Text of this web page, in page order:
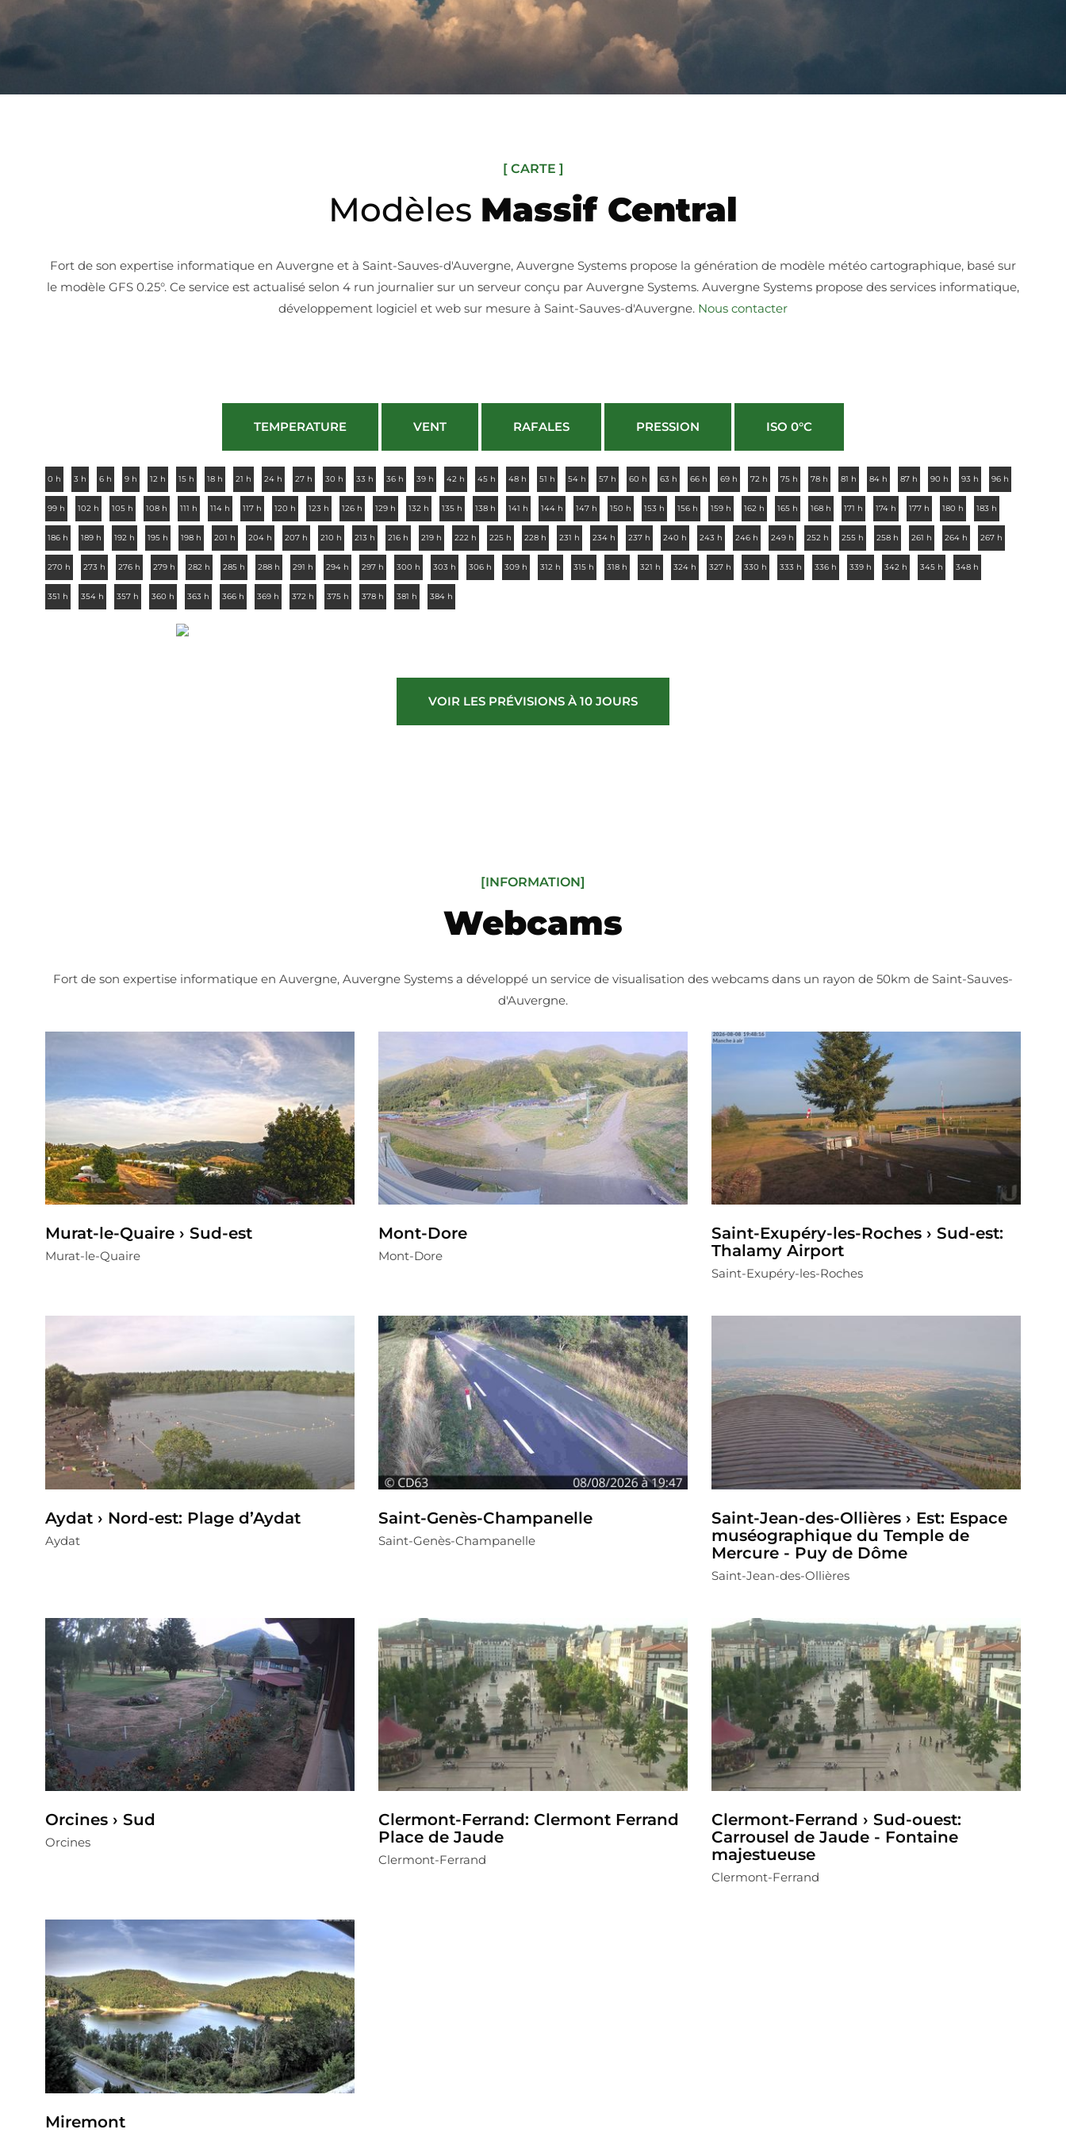
[ CARTE ]
Modèles Massif Central
Fort de son expertise informatique en Auvergne et à Saint-Sauves-d'Auvergne, Auvergne Systems propose la génération de modèle météo cartographique, basé sur
le modèle GFS 0.25°. Ce service est actualisé selon 4 run journalier sur un serveur conçu par Auvergne Systems. Auvergne Systems propose des services informatique,
développement logiciel et web sur mesure à Saint-Sauves-d'Auvergne. Nous contacter
TEMPERATURE VENT RAFALES PRESSION ISO 0°C
0 h 3 h 6 h 9 h 12 h 15 h 18 h 21 h 24 h 27 h 30 h 33 h 36 h 39 h 42 h 45 h 48 h 51 h 54 h 57 h 60 h 63 h 66 h 69 h 72 h 75 h 78 h 81 h 84 h 87 h 90 h 93 h 96 h
99 h 102 h 105 h 108 h 111 h 114 h 117 h 120 h 123 h 126 h 129 h 132 h 135 h 138 h 141 h 144 h 147 h 150 h 153 h 156 h 159 h 162 h 165 h 168 h 171 h 174 h 177 h 180 h 183 h
186 h 189 h 192 h 195 h 198 h 201 h 204 h 207 h 210 h 213 h 216 h 219 h 222 h 225 h 228 h 231 h 234 h 237 h 240 h 243 h 246 h 249 h 252 h 255 h 258 h 261 h 264 h 267 h
270 h 273 h 276 h 279 h 282 h 285 h 288 h 291 h 294 h 297 h 300 h 303 h 306 h 309 h 312 h 315 h 318 h 321 h 324 h 327 h 330 h 333 h 336 h 339 h 342 h 345 h 348 h
351 h 354 h 357 h 360 h 363 h 366 h 369 h 372 h 375 h 378 h 381 h 384 h
VOIR LES PRÉVISIONS À 10 JOURS
[INFORMATION]
Webcams
Fort de son expertise informatique en Auvergne, Auvergne Systems a développé un service de visualisation des webcams dans un rayon de 50km de Saint-Sauves-
d'Auvergne.
Murat-le-Quaire › Sud-est
Murat-le-Quaire
Mont-Dore
Mont-Dore
Saint-Exupéry-les-Roches › Sud-est:
Thalamy Airport
Saint-Exupéry-les-Roches
Aydat › Nord-est: Plage d’Aydat
Aydat
Saint-Genès-Champanelle
Saint-Genès-Champanelle
Saint-Jean-des-Ollières › Est: Espace
muséographique du Temple de
Mercure - Puy de Dôme
Saint-Jean-des-Ollières
Orcines › Sud
Orcines
Clermont-Ferrand: Clermont Ferrand
Place de Jaude
Clermont-Ferrand
Clermont-Ferrand › Sud-ouest:
Carrousel de Jaude - Fontaine
majestueuse
Clermont-Ferrand
Miremont